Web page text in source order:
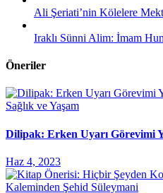
Ali Şeriati’nin Kölelere
Iraklı Sünni Alim: İmam
Öneriler
Sağlık ve Yaşam
Dilipak: Erken Uyarı Görevimi
Haz 4, 2023